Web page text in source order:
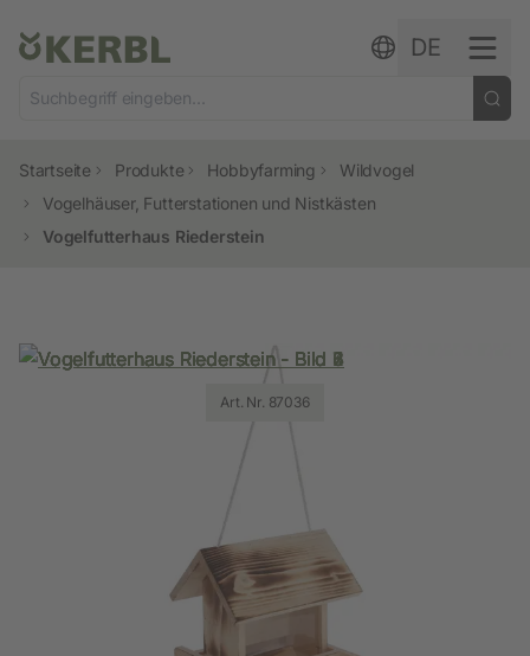
DE
Startseite Produkte Hobbyfarming
Wildvogel
Vogelhäuser, Futterstationen und Nistkästen
Vogelfutterhaus Riederstein
Art. Nr. 87036
Art. Nr. 87036
Art. Nr. 87036
Art. Nr. 87036
Art. Nr. 87036
Art. Nr. 87036